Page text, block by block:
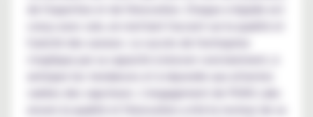
de l'expertise et de l'innovation. Chaque e-liquide est
s'explique par sa capacité à innover constamment, à
variées des vapoteurs. L'engagement de PGVG Labs
envers la qualité et l'innovation a été le moteur de sa